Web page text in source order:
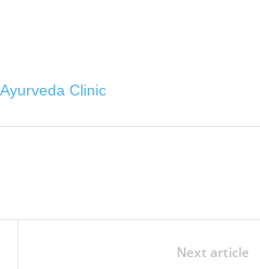
Next article